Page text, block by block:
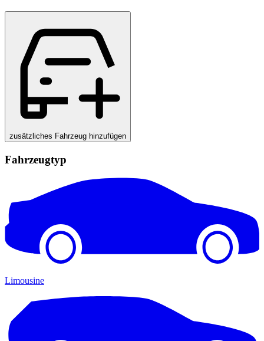
zusätzliches Fahrzeug hinzufügen
Fahrzeugtyp
Limousine